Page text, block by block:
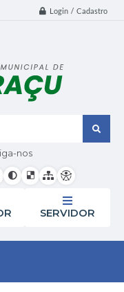
Login / Cadastro
nos
SERVIDOR